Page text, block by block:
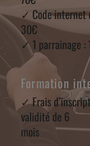
✓ Code internet
30€
✓ 1 parrainage :
Formation
✓ Frais
validité de 6
mois